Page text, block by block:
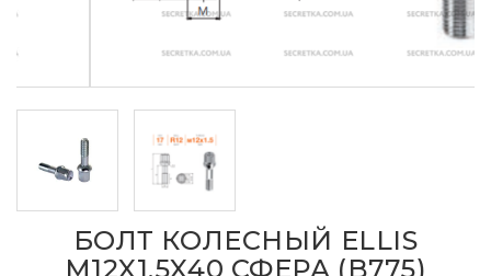
БОЛТ КОЛЕСНЫЙ ELLIS
M12X1,5X40 СФЕРА (B775)